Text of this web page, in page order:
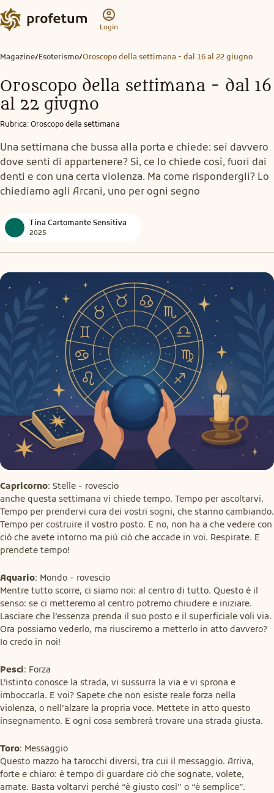
Login
Magazine/Esoterismo/Oroscopo della settimana - dal 16 al 22 giugno
Oroscopo della settimana - dal 16
al 22 giugno
Rubrica: Oroscopo della settimana
Una settimana che bussa alla porta e chiede: sei davvero
dove senti di appartenere? Sì, ce lo chiede così, fuori dai
denti e con una certa violenza. Ma come rispondergli? Lo
chiediamo agli Arcani, uno per ogni segno
Tina Cartomante Sensitiva
2025
Capricorno: Stelle - rovescio
anche questa settimana vi chiede tempo. Tempo per ascoltarvi.
Tempo per prendervi cura dei vostri sogni, che stanno cambiando.
Tempo per costruire il vostro posto. E no, non ha a che vedere con
ciò che avete intorno ma più ciò che accade in voi. Respirate. E
prendete tempo!
Aquario: Mondo - rovescio
Mentre tutto scorre, ci siamo noi: al centro di tutto. Questo è il
senso: se ci metteremo al centro potremo chiudere e iniziare.
Lasciare che l’essenza prenda il suo posto e il superficiale voli via.
Ora possiamo vederlo, ma riusciremo a metterlo in atto davvero?
Io credo in noi!
Pesci: Forza
L’istinto conosce la strada, vi sussurra la via e vi sprona e
imboccarla. E voi? Sapete che non esiste reale forza nella
violenza, o nell’alzare la propria voce. Mettete in atto questo
insegnamento. E ogni cosa sembrerà trovare una strada giusta.
Toro: Messaggio
Questo mazzo ha tarocchi diversi, tra cui il messaggio. Arriva,
forte e chiaro: è tempo di guardare ciò che sognate, volete,
amate. Basta voltarvi perché “è giusto così” o “è semplice”.